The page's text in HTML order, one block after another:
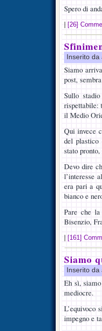
Spero di
[26]
Inserito
Siamo
post,
Sullo
rispettabile:
il Medio
Qui invece
del plastico
stato
Devo dire
l’interesse
era pari a
bianco e
Pare che
Bisenzio,
[161]
Siamo
Inserito
Eh sì,
mediocre.
L’equivoco
impegno e